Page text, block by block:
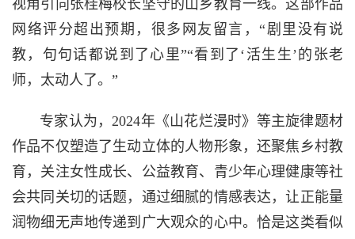
视角引向张桂梅校长坚守的山乡教育一线。这部作品
网络评分超出预期，很多网友留言，“剧里没有说
教，句句话都说到了心里”“看到了‘活生生’的张老
师，太动人了。”
专家认为，2024年《山花烂漫时》等主旋律题材
作品不仅塑造了生动立体的人物形象，还聚焦乡村教
育，关注女性成长、公益教育、青少年心理健康等社
会共同关切的话题，通过细腻的情感表达，让正能量
润物细无声地传递到广大观众的心中。恰是这类看似